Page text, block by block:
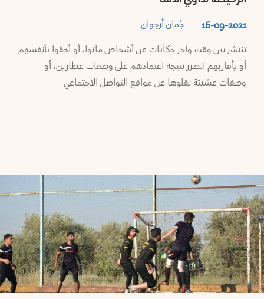
جُمان أرجوان 16-09-2021
تنتشر بين وقت وآخر حكايات عن أشخاص ماتوا، أو ألحقوا بأنفسهم
أو بأقاربهم الضرر نتيجة اعتمادهم على وصفات عطارين، أو
وصفات عشبيّة نقلوها عن مواقع التواصل الاجتماعي